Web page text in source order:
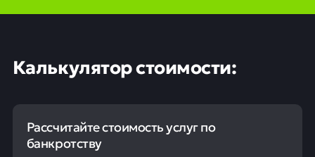
Калькулятор стоимости:
Рассчитайте стоимость услуг по
банкротству